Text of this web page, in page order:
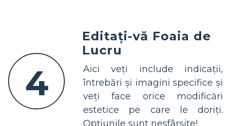
4
Editați-vă Foaia de
Lucru
Aici veți include indicații,
întrebări și imagini specifice și
veți face orice modificări
estetice pe care le doriți.
Opțiunile sunt nesfârșite!